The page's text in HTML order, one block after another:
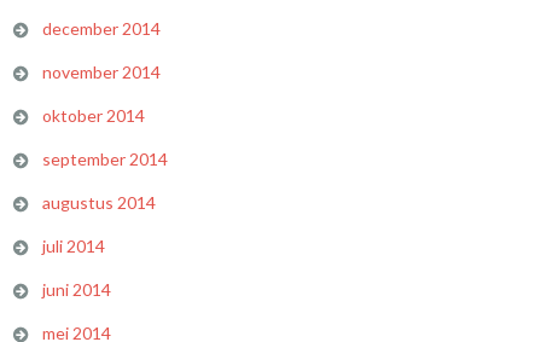
december 2014
november 2014
oktober 2014
september 2014
augustus 2014
juli 2014
juni 2014
mei 2014